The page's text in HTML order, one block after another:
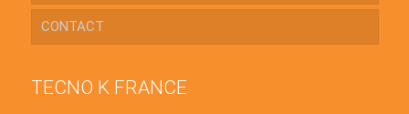
CONTACT
TECNO K FRANCE